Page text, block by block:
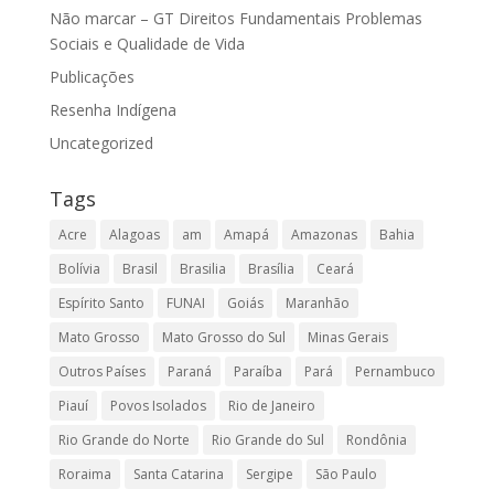
Não marcar – GT Direitos Fundamentais Problemas
Sociais e Qualidade de Vida
Publicações
Resenha Indígena
Uncategorized
Tags
Acre Alagoas am Amapá Amazonas
Bahia
Bolívia
Brasil Brasilia Brasília
Ceará
Espírito Santo
FUNAI Goiás
Maranhão
Mato Grosso
Mato Grosso do Sul
Minas Gerais
Outros Países
Paraná Paraíba Pará
Pernambuco
Piauí
Povos Isolados
Rio de Janeiro
Rio Grande do Norte
Rio Grande do Sul
Rondônia
Roraima
Santa Catarina Sergipe São Paulo